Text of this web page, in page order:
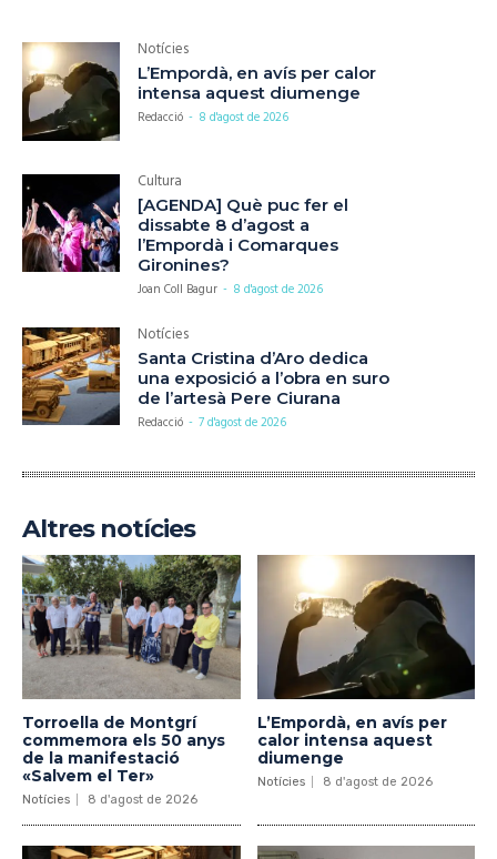
Notícies
L’Empordà, en avís per calor
intensa aquest diumenge
Redacció - 8 d'agost de 2026
Cultura
[AGENDA] Què puc fer el
dissabte 8 d’agost a
l’Empordà i Comarques
Gironines?
Joan Coll Bagur - 8 d'agost de 2026
Notícies
Santa Cristina d’Aro dedica
una exposició a l’obra en suro
de l’artesà Pere Ciurana
Redacció - 7 d'agost de 2026
Altres notícies
Torroella de Montgrí
commemora els 50 anys
de la manifestació
«Salvem el Ter»
Notícies 8 d'agost de 2026
L’Empordà, en avís per
calor intensa aquest
diumenge
Notícies 8 d'agost de 2026